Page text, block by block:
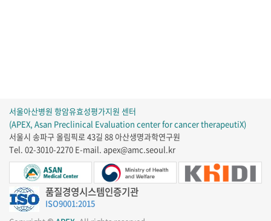
서울아산병원 항암유효성평가지원 센터
(APEX, Asan Preclinical Evaluation center for cancer therapeutiX)
서울시 송파구 올림픽로 43길 88 아산생명과학연구원
Tel. 02-3010-2270 E-mail. apex@amc.seoul.kr
품질경영시스템인증기관
ISO9001:2015